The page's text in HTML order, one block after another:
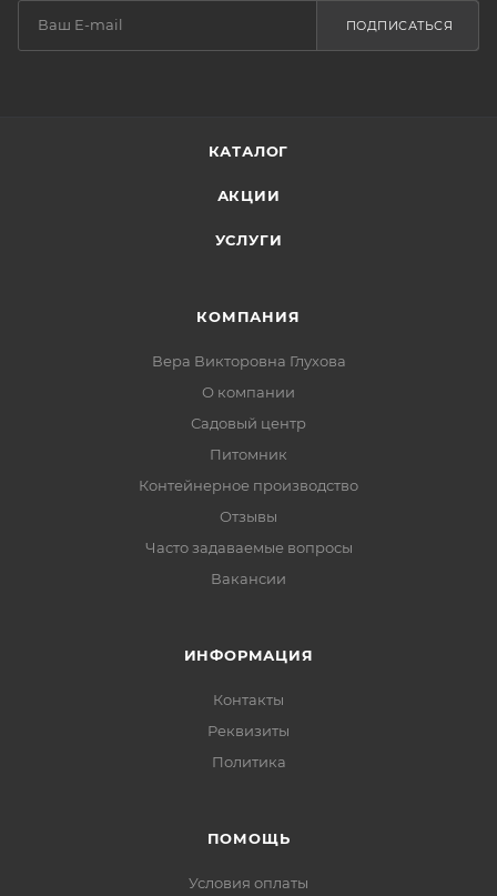
ПОДПИСАТЬСЯ
КАТАЛОГ
АКЦИИ
УСЛУГИ
КОМПАНИЯ
Вера Викторовна Глухова
О компании
Садовый центр
Питомник
Контейнерное производство
Отзывы
Часто задаваемые вопросы
Вакансии
ИНФОРМАЦИЯ
Контакты
Реквизиты
Политика
ПОМОЩЬ
Условия оплаты